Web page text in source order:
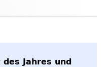
Jahres und